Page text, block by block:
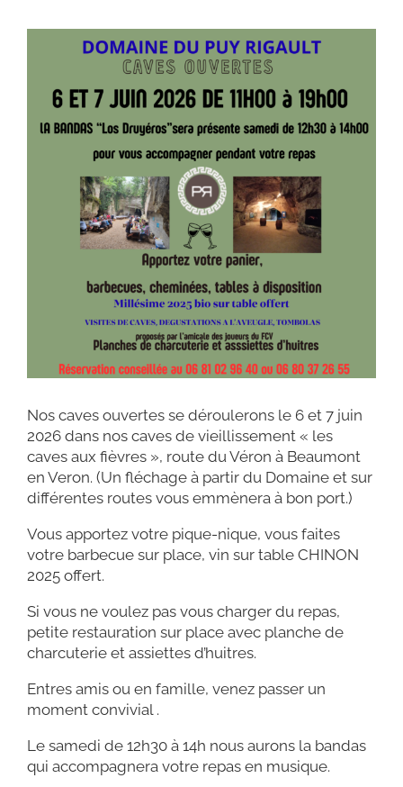
Nos caves ouvertes se déroulerons le 6 et 7 juin
2026 dans nos caves de vieillissement « les
caves aux fièvres », route du Véron à Beaumont
en Veron. (Un fléchage à partir du Domaine et sur
différentes routes vous emmènera à bon port.)
Vous apportez votre pique-nique, vous faites
votre barbecue sur place, vin sur table CHINON
2025 offert.
Si vous ne voulez pas vous charger du repas,
petite restauration sur place avec planche de
charcuterie et assiettes d’huitres.
Entres amis ou en famille, venez passer un
moment convivial .
Le samedi de 12h30 à 14h nous aurons la bandas
qui accompagnera votre repas en musique.